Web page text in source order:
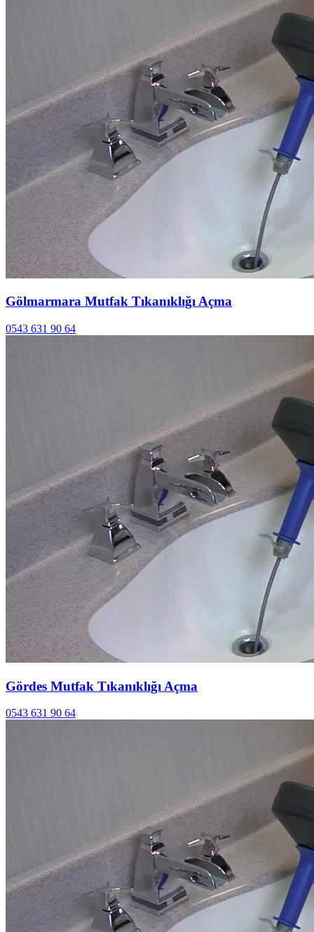
Gölmarmara Mutfak Tıkanıklığı Açma
0543 631 90 64
Gördes Mutfak Tıkanıklığı Açma
0543 631 90 64